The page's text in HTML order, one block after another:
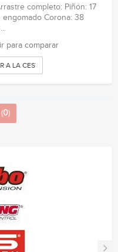
completo: Piñón: 17
engomado Corona: 38
para comparar
A LA CESTA
0)